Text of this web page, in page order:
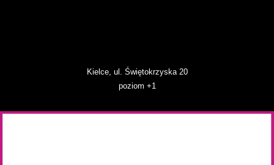
Kielce, ul. Świętokrzyska 20
poziom +1